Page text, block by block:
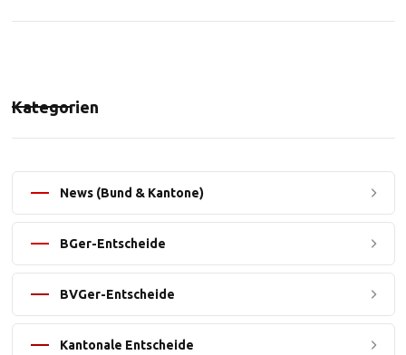
Kategorien
News (Bund & Kantone)
BGer-Entscheide
BVGer-Entscheide
Kantonale Entscheide